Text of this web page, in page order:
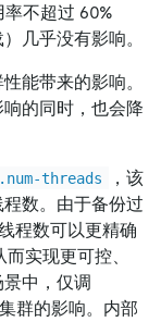
率不超过 60%
几乎没有影响。
能带来的影响。
的同时，也会降
threads
，该
数。由于备份过
程数可以更精确
实现更可控、
中，仅调
群的影响。内部